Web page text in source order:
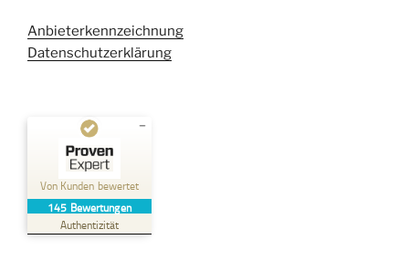
Anbieterkennzeichnung
Datenschutzerklärung
Von Kunden bewertet
145 Bewertungen
Authentizität
Kundenbewertungen und Erfahrungen zu
Kehl Rechtsanwaltsgesellschaft mbH
SEHR GUT